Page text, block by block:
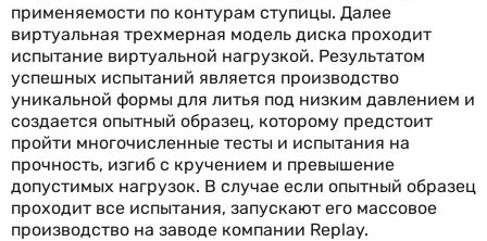
применяемости по контурам ступицы. Далее
виртуальная трехмерная модель диска проходит
испытание виртуальной нагрузкой. Результатом
успешных испытаний является производство
уникальной формы для литья под низким давлением и
создается опытный образец, которому предстоит
пройти многочисленные тесты и испытания на
прочность, изгиб с кручением и превышение
допустимых нагрузок. В случае если опытный образец
проходит все испытания, запускают его массовое
производство на заводе компании Replay.